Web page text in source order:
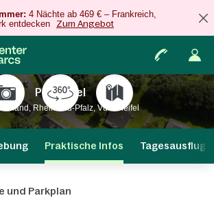
4 Nächte ab 469 € – Frankreich,
entdecken
Zum Angebot
Park Eifel
Rheinland-Pfalz, Vulkaneifel
Praktische Infos Tagesausflug
und Parkplan